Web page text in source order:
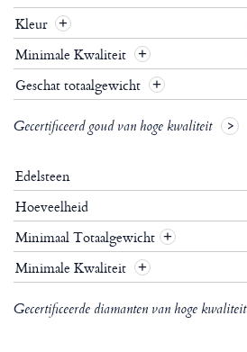
Kleur
Minimale Kwaliteit
Geschat totaalgewicht
Gecertificeerd goud van hoge kwaliteit
Edelsteen
Hoeveelheid
Minimaal Totaalgewicht +
Minimale Kwaliteit
+
Gecertificeerde diamanten van hoge kwaliteit